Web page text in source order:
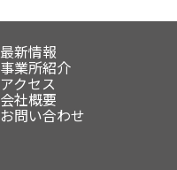
最新情報
事業所紹介
アクセス
会社概要
お問い合わせ